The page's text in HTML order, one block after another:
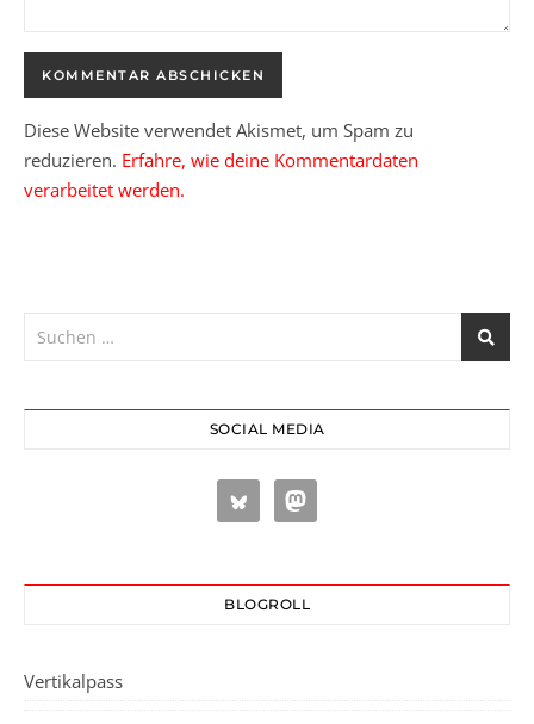
Diese Website verwendet Akismet, um Spam zu
reduzieren. Erfahre, wie deine Kommentardaten
verarbeitet werden.
SOCIAL MEDIA
BLOGROLL
Vertikalpass